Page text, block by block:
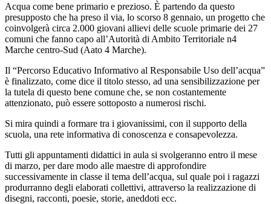
Acqua come bene primario e prezioso. È partendo da questo
presupposto che ha preso il via, lo scorso 8 gennaio, un progetto che
coinvolgerà circa 2.000 giovani allievi delle scuole primarie dei 27
comuni che fanno capo all’Autorità di Ambito Territoriale n4
Marche centro-Sud (Aato 4 Marche).
Il “Percorso Educativo Informativo al Responsabile Uso dell’acqua”
è finalizzato, come dice il titolo stesso, ad una sensibilizzazione per
la tutela di questo bene comune che, se non costantemente
attenzionato, può essere sottoposto a numerosi rischi.
Si mira quindi a formare tra i giovanissimi, con il supporto della
scuola, una rete informativa di conoscenza e consapevolezza.
Tutti gli appuntamenti didattici in aula si svolgeranno entro il mese
di marzo, per dare modo alle maestre di approfondire
successivamente in classe il tema dell’acqua, sul quale poi i ragazzi
produrranno degli elaborati collettivi, attraverso la realizzazione di
disegni, racconti, poesie, storie, aneddoti ecc.